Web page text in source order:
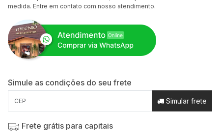
medida. Entre em contato com nosso atendimento.
Simule as condições do seu frete
Simular frete
Frete grátis para capitais